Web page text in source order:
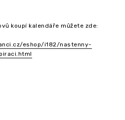
koupí kalendáře můžete zde:
eshop/i182/nastenny-